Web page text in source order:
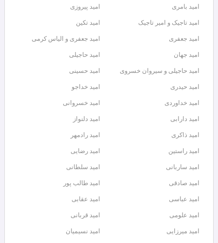
امید بامری امید پیروزی
امید تاجیک و امیر تاجیک امید تکین
امید جعفری امید جعفری و الیاس کرمی
امید جهان امید حاجیلی
امید حاجیلی و سیروان خسروی امید حسینی
امید حیدری امید خداجو
امید خداوردی امید خسروانی
امید دارابی امید دلنواز
امید ذاکری امید رادمهر
امید راستین امید رضایی
امید ساربانی امید سلطانی
امید صادقی امید طالب پور
امید عباسی امید عقابی
امید علومی امید قربانی
امید میرزایی امید نسیمیان